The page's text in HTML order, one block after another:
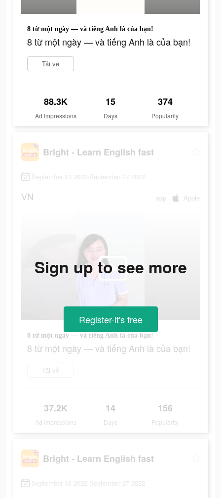
8 từ một ngày — và tiếng Anh là của bạn!
8 từ một ngày — và tiếng Anh là của bạn!
Tải về
88.3K
Ad Impressions
15
Days
374
Popularity
Bright - Learn English fast
September 13 2022-September 27 2022
VN app Apple
8 từ một ngày — và tiếng Anh là của bạn!
8 từ một ngày — và tiếng Anh là của bạn!
Tải về
37.2K
Ad Impressions
14
Days
156
Popularity
Sign up to see more
Register-it's free
Bright - Learn English fast
September 13 2022-September 27 2022